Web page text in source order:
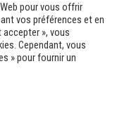
pour vous offrir
vos préférences et en
», vous
Cependant, vous
» pour fournir un